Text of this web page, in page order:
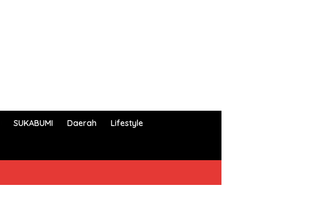
SUKABUMI Daerah Lifestyle